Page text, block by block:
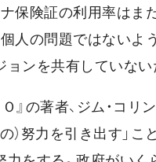
保険証の利用率は
人の問題ではないよ
ョンを共有していな
』の著者、ジム・コ
）努力を引き出す」